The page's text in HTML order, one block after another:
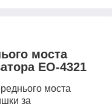
моста
ЕО-4321
моста
за